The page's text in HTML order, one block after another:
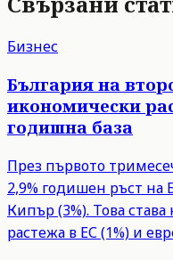
Бизнес
България на
икономически
годишна база
През първото
2,9% годишен ръст на
Кипър (3%). Това
растежа в ЕС (1%) и